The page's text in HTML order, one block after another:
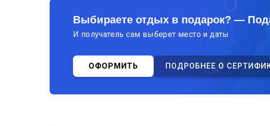
Выбираете отдых в подарок? —
И получатель сам выберет место и даты
ОФОРМИТЬ ПОДРОБНЕЕ О